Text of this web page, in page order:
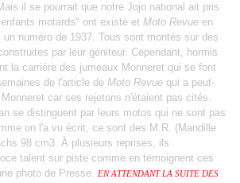
il se pourrait que notre Jojo national ait pris
motards" ont existé et Moto Revue en
numéro de 1937. Tous sont montés sur des
par leur géniteur. Cependant, hormis
la carrière des jumeaux Monneret qui se font
de l'article de Moto Revue qui a peut-
car ses rejetons n'étaient pas cités.
se distinguent par leurs motos qui ne sont pas
on l'a vu écrit, ce sont des M.R. (Mandille
98 cm3. À plusieurs reprises, ils
talent sur piste comme en témoignent ces
photo de Presse. EN ATTENDANT LA SUITE DES